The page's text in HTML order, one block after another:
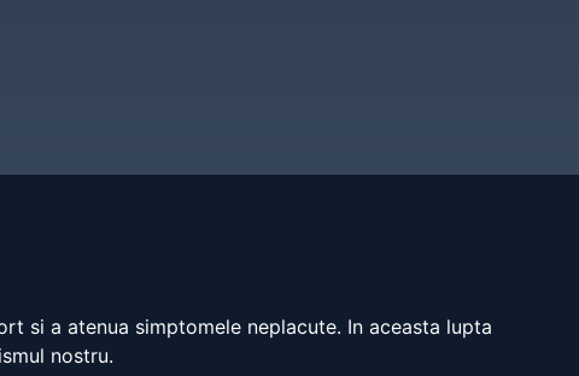
si a atenua simptomele neplacute. In aceasta lupta
nostru.